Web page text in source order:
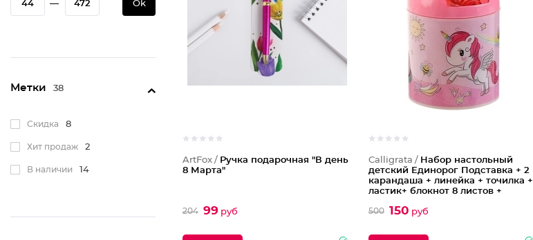
— Ok
Метки 38
Скидка 8
Хит продаж 2
В наличии 14
ArtFox / Ручка подарочная "В день
8 Марта"
204 99руб
Calligrata / Набор настольный
детский Единорог Подставка + 2
карандаша + линейка + точилка +
ластик+ блокнот 8 листов +
500 150 руб